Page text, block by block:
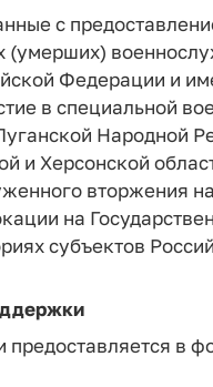
с
(умерших)
Федерации и
в специальной
Народной
и Херсонской
вторжения
на
субъектов
в